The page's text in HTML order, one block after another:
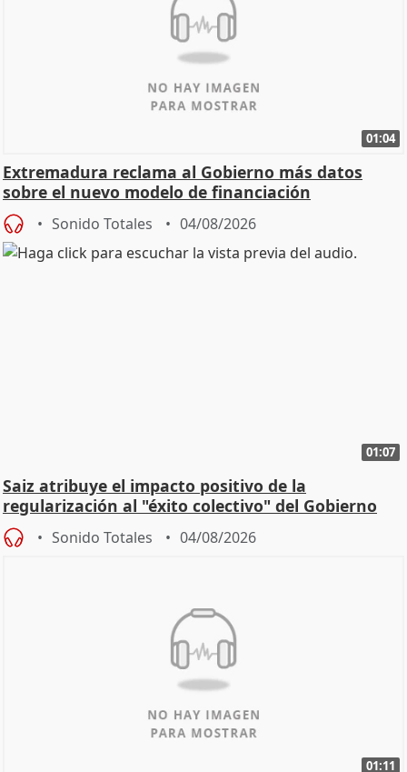
01:04
Extremadura reclama al Gobierno más datos
sobre el nuevo modelo de financiación
Sonido Totales 04/08/2026
01:07
Saiz atribuye el impacto positivo de la
regularización al "éxito colectivo" del Gobierno
Sonido Totales 04/08/2026
01:11